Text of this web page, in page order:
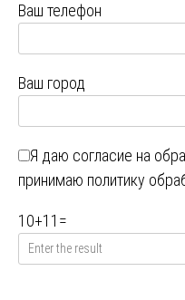
Ваш телефон
Ваш город
Я даю согласие на
принимаю политику
10+11 =